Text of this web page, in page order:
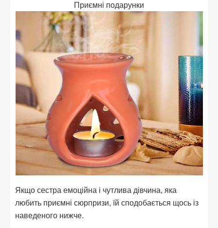
Приємні подарунки
Якщо сестра емоційна і чутлива дівчина, яка
любить приємні сюрпризи, їй сподобається щось із
наведеного нижче.